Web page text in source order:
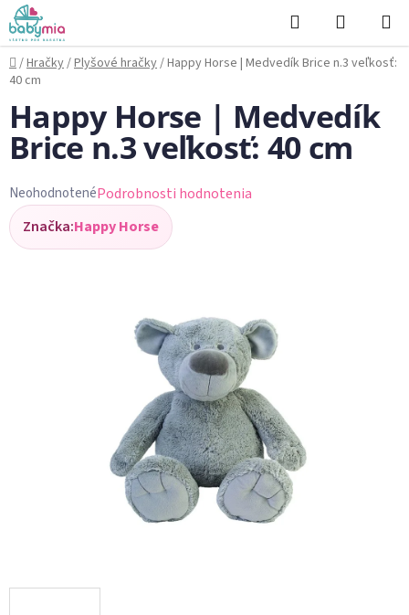
Prejsť
na
obsah
Hľadať
KOŠÍK
Domov
/Hračky/Plyšové hračky/Happy Horse | Medvedík Brice n.3 veľkosť:
40 cm
Happy Horse | Medvedík
Brice n.3 veľkosť: 40 cm
Priemerné
hodnotenie
produktu
NeohodnotenéPodrobnosti hodnotenia
Značka:Happy Horse